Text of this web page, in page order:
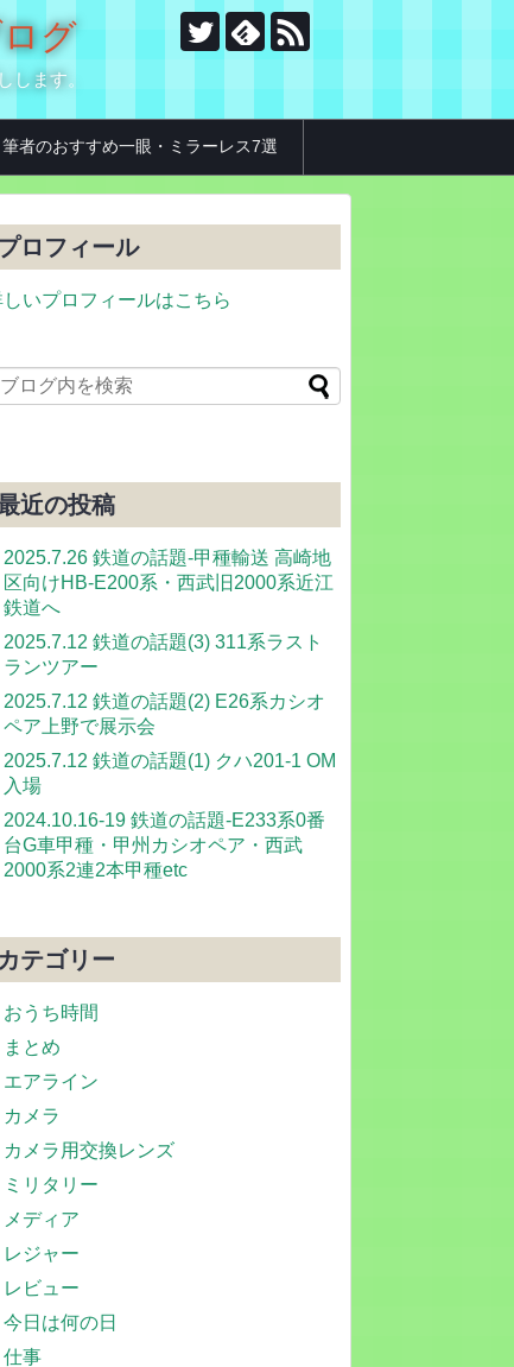
グ
します。
筆者のおすすめ一眼・ミラーレス7選
ロフィール
しいプロフィールはこちら
近の投稿
2025.7.26 鉄道の話題-甲種輸送 高崎地
区向けHB-E200系・西武旧2000系近江
鉄道へ
2025.7.12 鉄道の話題(3) 311系ラスト
ランツアー
2025.7.12 鉄道の話題(2) E26系カシオ
ペア上野で展示会
2025.7.12 鉄道の話題(1) クハ201-1 OM
入場
2024.10.16-19 鉄道の話題-E233系0番
台G車甲種・甲州カシオペア・西武
2000系2連2本甲種etc
カテゴリー
おうち時間
まとめ
エアライン
カメラ
カメラ用交換レンズ
ミリタリー
メディア
レジャー
レビュー
今日は何の日
仕事